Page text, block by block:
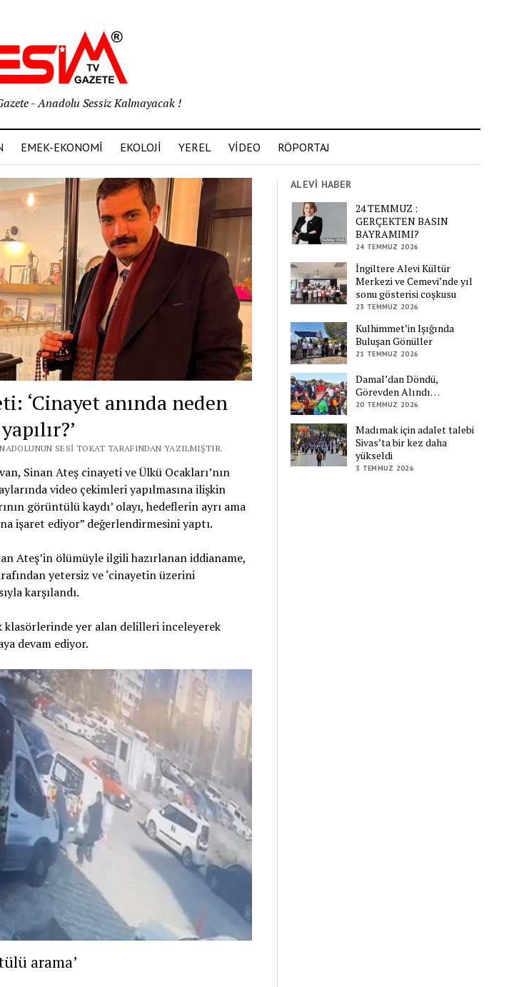
- Anadolu Sessiz Kalmayacak !
EMEK-EKONOMİ EKOLOJİ YEREL VİDEO RÖPORTAJ
‘Cinayet anında neden
SESI TOKAT TARAFINDAN YAZILMIŞTIR.
Sinan Ateş cinayeti ve Ülkü Ocakları’nın
video çekimleri yapılmasına ilişkin
görüntülü kaydı’ olayı, hedeflerin ayrı ama
işaret ediyor” değerlendirmesini yaptı.
Ateş’in ölümüyle ilgili hazırlanan iddianame,
yetersiz ve ‘cinayetin üzerini
karşılandı.
klasörlerinde yer alan delilleri inceleyerek
devam ediyor.
arama’
ALEVİ HABER
24 TEMMUZ :
GERÇEKTEN BASIN
BAYRAMIMI?
24 TEMMUZ 2026
İngiltere Alevi Kültür
Merkezi ve Cemevi’nde yıl
sonu gösterisi coşkusu
23 TEMMUZ 2026
Kulhimmet’in Işığında
Buluşan Gönüller
21 TEMMUZ 2026
Damal’dan Döndü,
Görevden Alındı…
20 TEMMUZ 2026
Madımak için adalet talebi
Sivas’ta bir kez daha
yükseldi
3 TEMMUZ 2026